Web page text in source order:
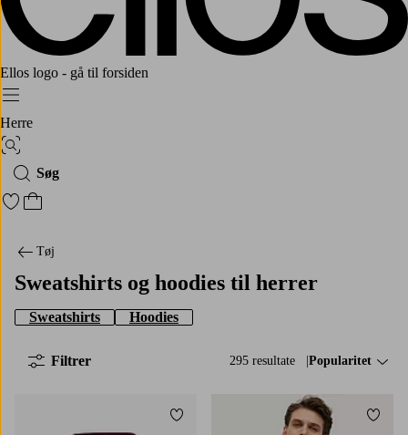
Ellos logo - gå til forsiden
Menu
Herre
Billedsøgning
Søg
Gå til favoritmarkerede produkter
Gå til indkøbskurven
Tøj
Sweatshirts og hoodies til herrer
Sweatshirts Hoodies
295 resultate Sorter efter:
Popularitet
Filtrer
Tilføj til favoritter